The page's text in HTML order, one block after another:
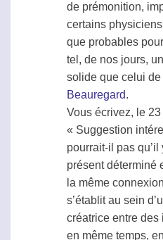
de prémonition,
certains
que probables
tel, de nos jours,
solide que celui de
Beauregard.
Vous écrivez, le
« Suggestion
pourrait-il pas qu’il
présent déterminé
la même
s’établit au sein
créatrice entre des
en même temps,